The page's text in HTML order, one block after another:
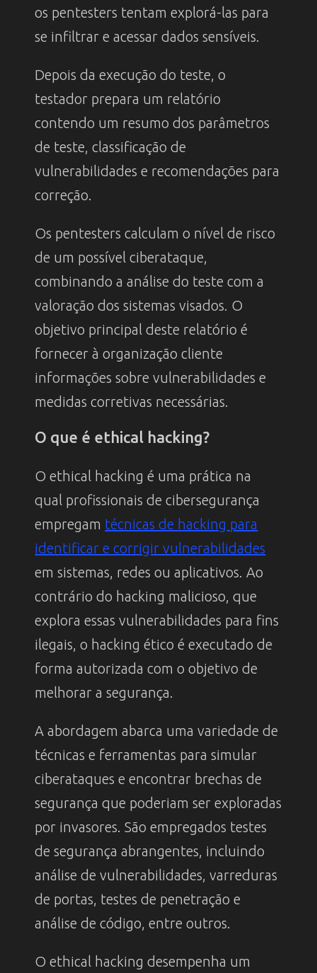
os pentesters tentam explorá-las para
se infiltrar e acessar dados sensíveis.
Depois da execução do teste, o
testador prepara um relatório
contendo um resumo dos parâmetros
de teste, classificação de
vulnerabilidades e recomendações para
correção.
Os pentesters calculam o nível de risco
de um possível ciberataque,
combinando a análise do teste com a
valoração dos sistemas visados. O
objetivo principal deste relatório é
fornecer à organização cliente
informações sobre vulnerabilidades e
medidas corretivas necessárias.
O que é ethical hacking?
O ethical hacking é uma prática na
qual profissionais de cibersegurança
empregam técnicas de hacking para
identificar e corrigir vulnerabilidades
em sistemas, redes ou aplicativos. Ao
contrário do hacking malicioso, que
explora essas vulnerabilidades para fins
ilegais, o hacking ético é executado de
forma autorizada com o objetivo de
melhorar a segurança.
A abordagem abarca uma variedade de
técnicas e ferramentas para simular
ciberataques e encontrar brechas de
segurança que poderiam ser exploradas
por invasores. São empregados testes
de segurança abrangentes, incluindo
análise de vulnerabilidades, varreduras
de portas, testes de penetração e
análise de código, entre outros.
O ethical hacking desempenha um